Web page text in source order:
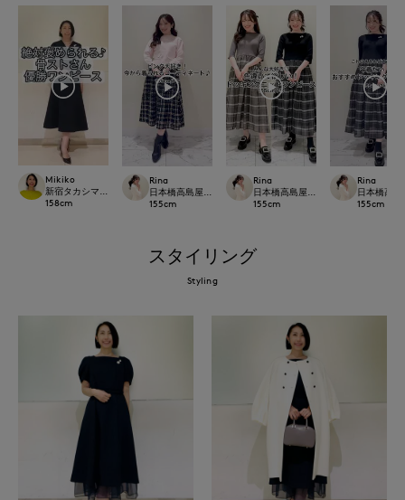
Mikiko
新宿タカシマヤSUPERIOR CLOSET
158cm
Rina
日本橋高島屋M Maglie le cassetto
155cm
Rina
日本橋高島屋M Maglie le cassetto
155cm
Rina
日本橋高
155cm
スタイリング
Styling